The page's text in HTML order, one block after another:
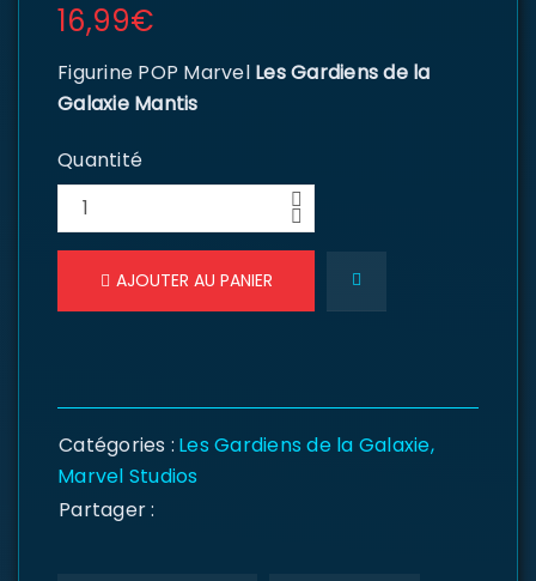
16,99€
Figurine POP Marvel Les Gardiens de la
Galaxie Mantis
Quantité
AJOUTER AU PANIER
Catégories : Les Gardiens de la Galaxie,
Marvel Studios
Partager :